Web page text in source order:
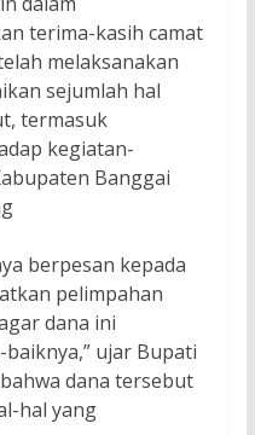
terima-kasih camat
melaksanakan
sejumlah hal
termasuk
kegiatan-
Banggai
berpesan kepada
pelimpahan
dana ini
ujar Bupati
dana tersebut
hal yang